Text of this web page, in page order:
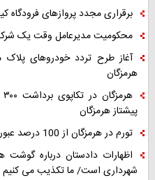
برقراری مجدد پروازهای فرودگاه
محکومیت مدیرعامل وقت یک
آغاز طرح تردد خودروهای
هرمزگان
پیشتاز هرمزگان
تورم در هرمزگان از 100 درصد عبور کرد
اظهارات دادستان درباره
شهرداری است/ ما تکذیب می کنیم